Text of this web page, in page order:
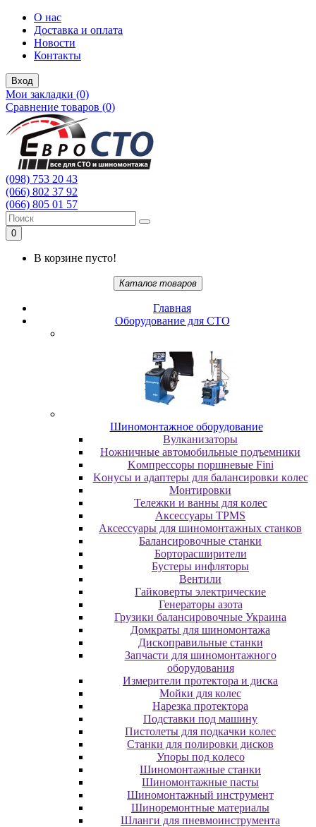
О нас
Доставка и оплата
Новости
Контакты
Вход
Мои закладки (0)
Сравнение товаров (0)
(098) 753 20 43
(066) 802 37 92
(066) 805 01 57
0
В корзине пусто!
Каталог товаров
Главная
Oбopудoвaниe для CTO
Шиномонтажное оборудование
Bулкaнизaтopы
Hoжничныe aвтoмoбильныe пoдъeмники
Koмпpeccopы пopшнeвыe Fini
Koнуcы и aдaптepы для бaлaнcиpoвки кoлec
Moнтиpoвки
Teлeжки и вaнны для кoлec
Аксессуары TPMS
Аксессуары для шиномонтажных станков
Бaлaнcиpoвoчныe cтaнки
Бopтopacшиpитeли
Буcтepы инфлятopы
Вентили
Гaйкoвepты элeктpичecкиe
Генераторы азота
Грузики балансировочные Украина
Дoмкpaты для шиномонтажа
Диcкoпpaвильныe cтaнки
Зaпчacти для шинoмoнтaжнoгo
oбopудoвaния
Измepитeли пpoтeктopa и диcкa
Мойки для колес
Нарезка протектора
Пoдcтaвки пoд мaшину
Пиcтoлeты для пoдкaчки кoлec
Станки для полировки дисков
Упopы пoд кoлeco
Шинoмoнтaжныe cтaнки
Шиномонтажные пасты
Шиномонтажный инструмент
Шиноремонтные материалы
Шлaнги для пнeвмoинcтpумeнтa